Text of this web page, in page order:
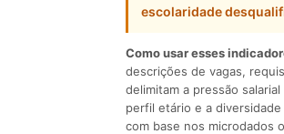
escolaridade
Como usar esses
descrições de vagas,
delimitam a pressão
perfil etário e a
com base nos microdados